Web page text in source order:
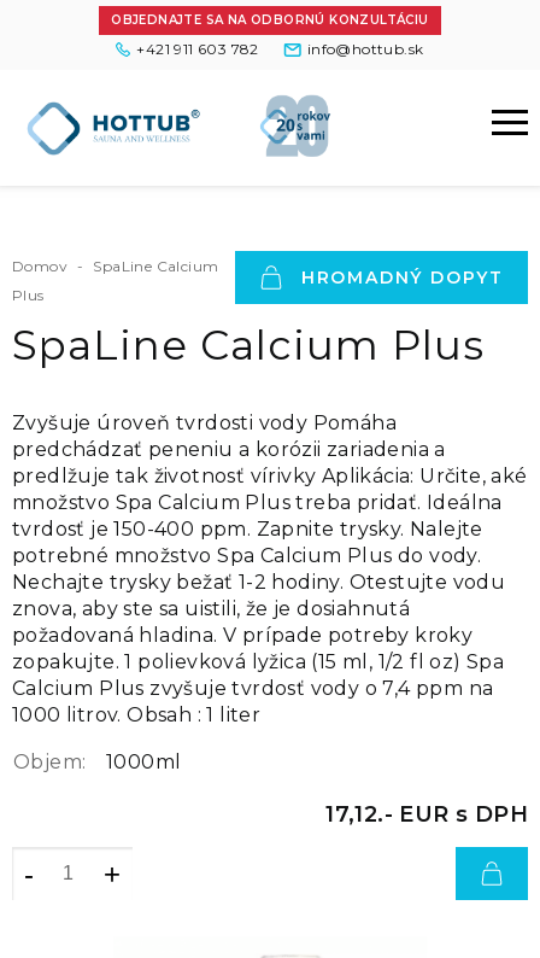
OBJEDNAJTE SA NA ODBORNÚ KONZULTÁCIU
+421 911 603 782 info@hottub.sk
HROMADNÝ DOPYT
Domov -
SpaLine Calcium
Plus
SpaLine Calcium Plus
Zvyšuje úroveň tvrdosti vody Pomáha
predchádzať peneniu a korózii zariadenia a
predlžuje tak životnosť vírivky Aplikácia: Určite, aké
množstvo Spa Calcium Plus treba pridať. Ideálna
tvrdosť je 150-400 ppm. Zapnite trysky. Nalejte
potrebné množstvo Spa Calcium Plus do vody.
Nechajte trysky bežať 1-2 hodiny. Otestujte vodu
znova, aby ste sa uistili, že je dosiahnutá
požadovaná hladina. V prípade potreby kroky
zopakujte. 1 polievková lyžica (15 ml, 1/2 fl oz) Spa
Calcium Plus zvyšuje tvrdosť vody o 7,4 ppm na
1000 litrov. Obsah : 1 liter
Objem: 1000ml
17,12.- EUR s DPH
- +